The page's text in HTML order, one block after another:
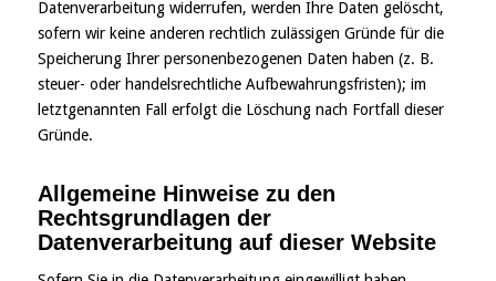
Datenverarbeitung widerrufen, werden Ihre Daten gelöscht,
sofern wir keine anderen rechtlich zulässigen Gründe für die
Speicherung Ihrer personenbezogenen Daten haben (z. B.
steuer- oder handelsrechtliche Aufbewahrungsfristen); im
letztgenannten Fall erfolgt die Löschung nach Fortfall dieser
Gründe.
Allgemeine Hinweise zu den
Rechtsgrundlagen der
Datenverarbeitung auf dieser Website